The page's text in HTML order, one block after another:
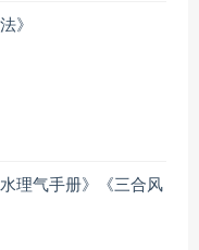
》
理气手册》《三合风